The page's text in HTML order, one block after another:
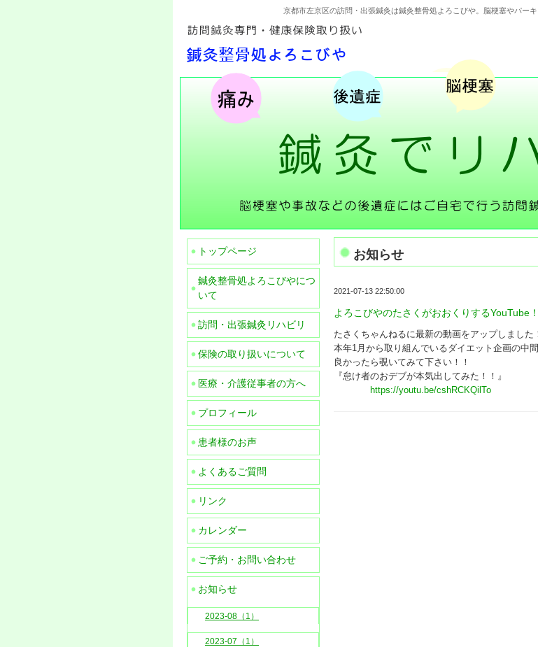
京都市左京区の訪問・出張鍼灸は鍼灸整骨処よろこびや。脳梗塞やパー
お知らせ
2021-07-13 22:50:00
よろこびやのたさくがおおくりするYouTube！
たさくちゃんねるに最新の動画をアップしました
本年1月から取り組んでいるダイエット企画の中
良かったら覗いてみて下さい！！
『怠け者のおデブが本気出してみた！！』
https://youtu.be/cshRCKQilTo
トップページ
鍼灸整骨処よろこびやにつ
いて
訪問・出張鍼灸リハビリ
保険の取り扱いについて
医療・介護従事者の方へ
プロフィール
患者様のお声
よくあるご質問
リンク
カレンダー
ご予約・お問い合わせ
お知らせ
2023-08（1）
2023-07（1）